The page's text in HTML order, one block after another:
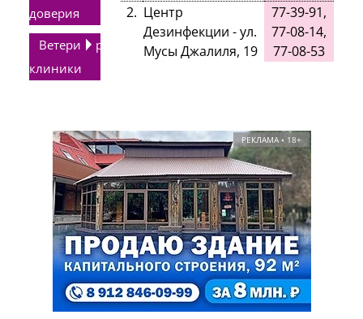
доверия
Ветеринарные
клиники
2. Центр
Дезинфекции - ул.
Мусы Джалиля, 19
77-39-91,
77-08-14,
77-08-53
РЕКЛАМА • 18+